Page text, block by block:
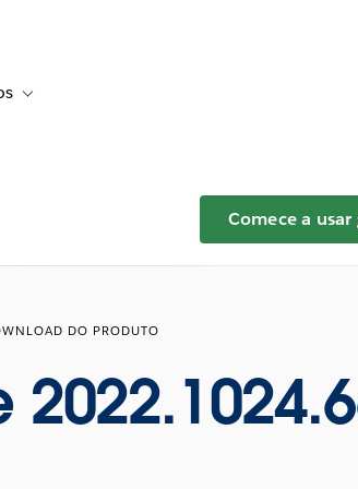
Recursos
Toggle sub-navigation for Planos e preços
Comece a
DO PRODUTO